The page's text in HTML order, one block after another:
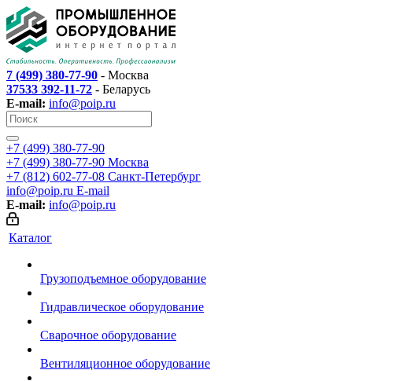
7 (499) 380-77-90 - Москва
37533 392-11-72 - Беларусь
E-mail: info@poip.ru
+7 (499) 380-77-90
+7 (499) 380-77-90 Москва
+7 (812) 602-77-08 Санкт-Петербург
info@poip.ru E-mail
E-mail: info@poip.ru
Каталог
Грузоподъемное оборудование
Гидравлическое оборудование
Сварочное оборудование
Вентиляционное оборудование